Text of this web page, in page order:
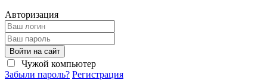
Авторизация
Войти на сайт
Чужой компьютер
Забыли пароль? Регистрация